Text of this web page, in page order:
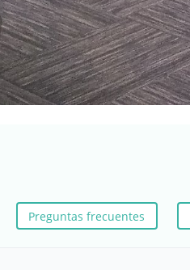
Preguntas frecuentes